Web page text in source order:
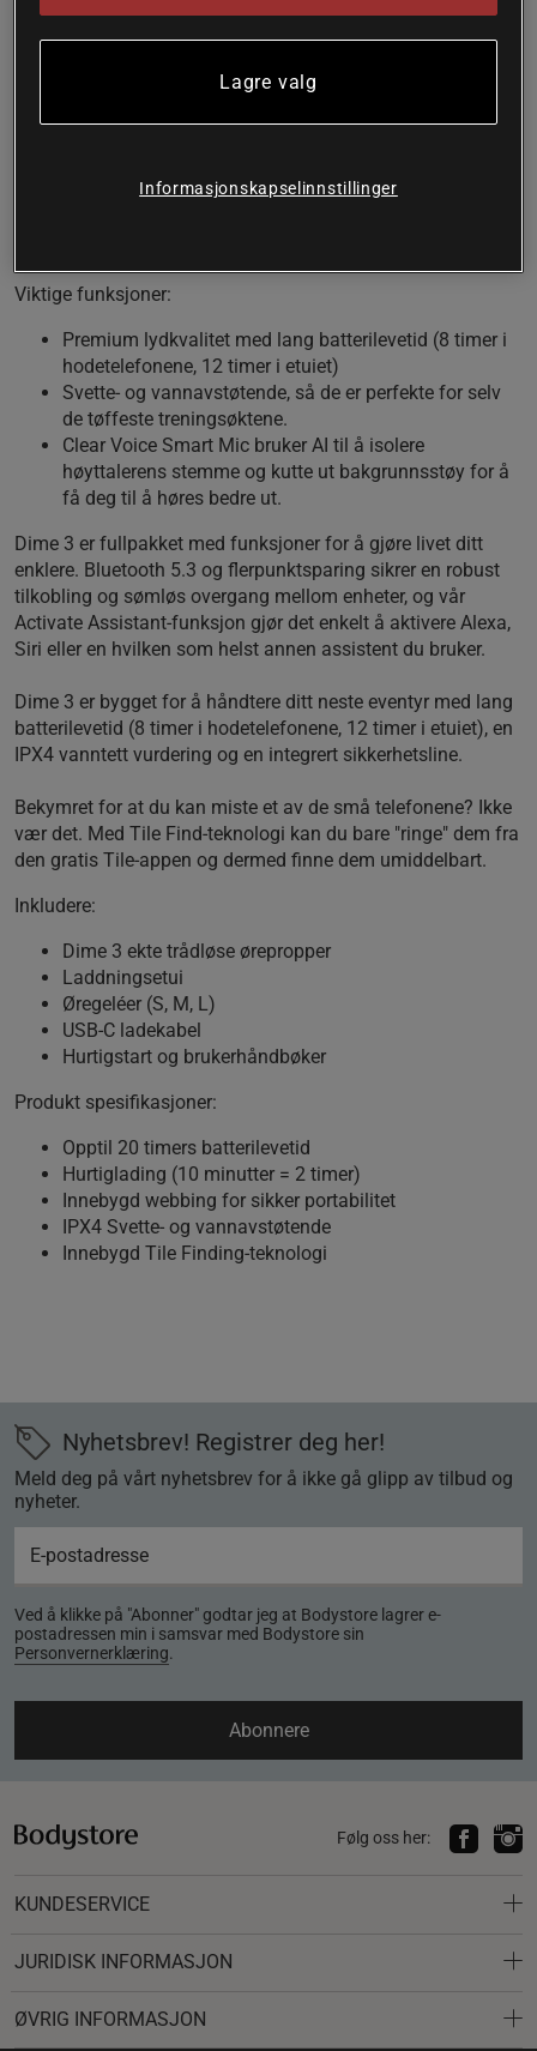
Aware-modus slik at du kan holde deg oppdatert på verden
typer musikk, podcaster og videoer. Dime 3 får også YOU til
Viktige funksjoner:
Premium lydkvalitet med lang batterilevetid (8 timer i
hodetelefonene, 12 timer i etuiet)
Svette- og vannavstøtende, så de er perfekte for selv
de tøffeste treningsøktene.
Clear Voice Smart Mic bruker AI til å isolere
høyttalerens stemme og kutte ut bakgrunnsstøy for å
få deg til å høres bedre ut.
Dime 3 er fullpakket med funksjoner for å gjøre livet ditt
enklere. Bluetooth 5.3 og flerpunktsparing sikrer en robust
tilkobling og sømløs overgang mellom enheter, og vår
Activate Assistant-funksjon gjør det enkelt å aktivere Alexa,
Siri eller en hvilken som helst annen assistent du bruker.
Dime 3 er bygget for å håndtere ditt neste eventyr med lang
batterilevetid (8 timer i hodetelefonene, 12 timer i etuiet), en
IPX4 vanntett vurdering og en integrert sikkerhetsline.
Bekymret for at du kan miste et av de små telefonene? Ikke
vær det. Med Tile Find-teknologi kan du bare "ringe" dem fra
den gratis Tile-appen og dermed finne dem umiddelbart.
Inkludere:
Dime 3 ekte trådløse ørepropper
Laddningsetui
Øregeléer (S, M, L)
USB-C ladekabel
Hurtigstart og brukerhåndbøker
Produkt spesifikasjoner:
Opptil 20 timers batterilevetid
Hurtiglading (10 minutter = 2 timer)
Innebygd webbing for sikker portabilitet
IPX4 Svette- og vannavstøtende
Innebygd Tile Finding-teknologi
Nyhetsbrev! Registrer deg her!
Meld deg på vårt nyhetsbrev for å ikke gå glipp av tilbud og
nyheter.
Ved å klikke på "Abonner" godtar jeg at Bodystore lagrer e-
postadressen min i samsvar med Bodystore sin
Personvernerklæring.
Abonnere
Følg oss her:
KUNDESERVICE
JURIDISK INFORMASJON
ØVRIG INFORMASJON
Lagre valg
Informasjonskapselinnstillinger